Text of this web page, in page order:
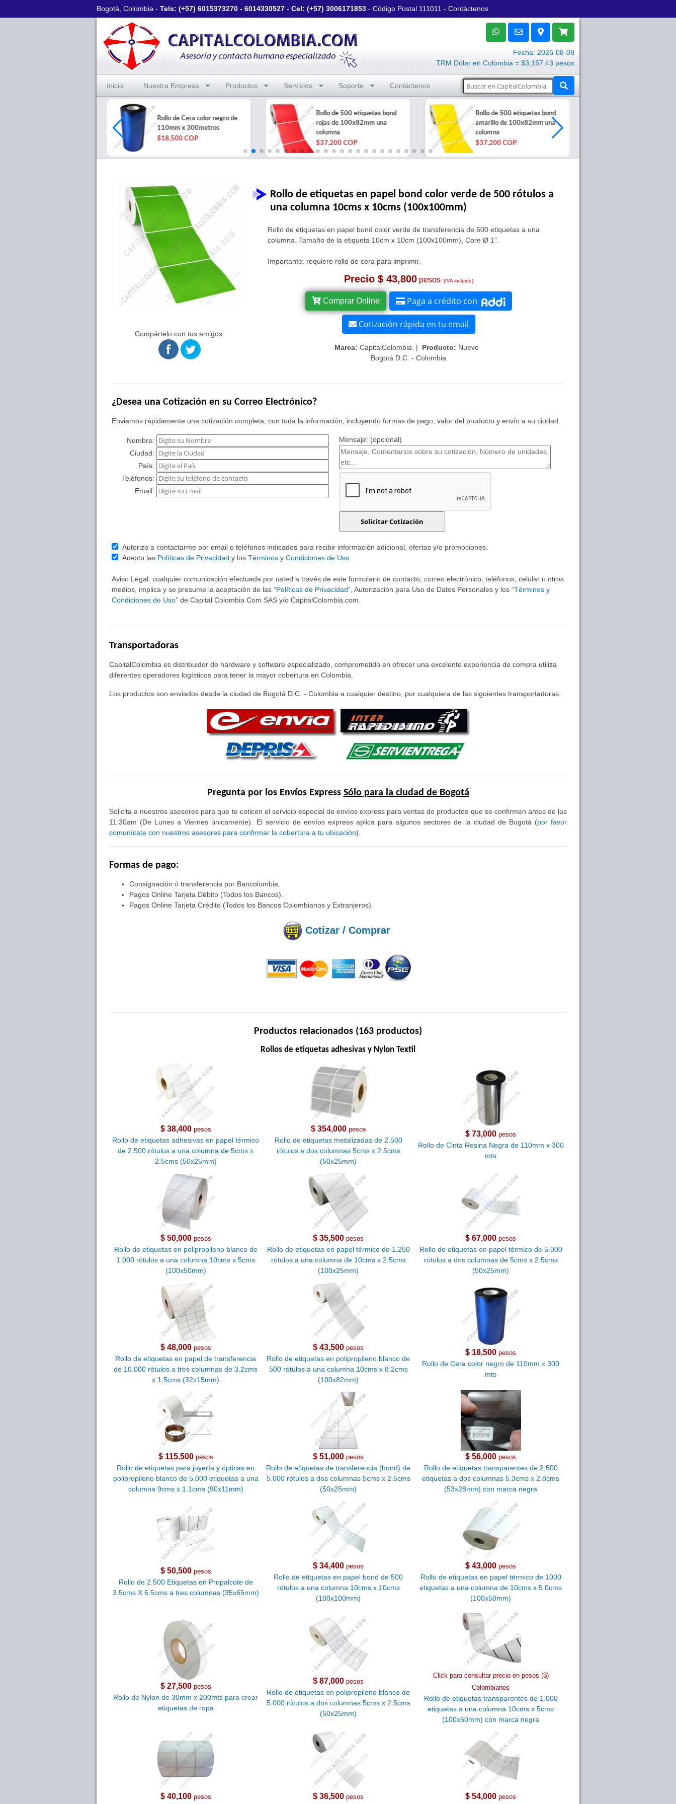
Bogotá, Colombia - Tels: (+57) 6015373270 - 6014330527 - Cel: (+57) 3006171853 - Código Postal 111011 - Contáctenos
Fecha: 2026-08-08
TRM Dólar en Colombia = $3,157.43 pesos
Inicio Nuestra Empresa Productos Servicios Soporte Contáctenos
Rollo de Cera color negro de
110mm x 300metros
$18,500 COP
Rollo de 500 etiquetas bond
rojas de 100x82mm una
columna
$37,200 COP
Rollo de 500 etiquetas bond
amarillo de 100x82mm una
columna
$37,200 COP
Compártelo con tus amigos:
Rollo de etiquetas en papel bond color verde de 500 rótulos a
una columna 10cms x 10cms (100x100mm)
Rollo de etiquetas en papel bond color verde de transferencia de 500 etiquetas a una
columna. Tamaño de la etiqueta 10cm x 10cm (100x100mm), Core Ø 1".
Importante: requiere rollo de cera para imprimir.
Precio $ 43,800pesos (IVA incluido)
Comprar Online Paga a crédito con
Cotización rápida en tu email
Marca: CapitalColombia | Producto: Nuevo
Bogotá D.C. - Colombia
¿Desea una Cotización en su Correo Electrónico?
Enviamos rápidamente una cotización completa, con toda la información, incluyendo formas de pago, valor del producto y envío a su ciudad.
Nombre:
Ciudad:
País:
Teléfonos:
Email:
Mensaje: (opcional)
Autorizo a contactarme por email o teléfonos indicados para recibir información adicional, ofertas y/o promociones.
Acepto las Políticas de Privacidad y los Términos y Condiciones de Uso
Aviso Legal: cualquier comunicación efectuada por usted a través de este formulario de contacto, correo electrónico, teléfonos, celular u otros
medios, implica y se presume la aceptación de las “Políticas de Privacidad”, Autorización para Uso de Datos Personales y los “Términos y
Condiciones de Uso” de Capital Colombia Com SAS y/o CapitalColombia.com.
Transportadoras
CapitalColombia es distribuidor de hardware y software especializado, comprometido en ofrecer una excelente experiencia de compra utiliza
diferentes operadores logísticos para tener la mayor cobertura en Colombia.
Los productos son enviados desde la ciudad de Bogotá D.C. - Colombia a cualquier destino, por cualquiera de las siguientes transportadoras:
Pregunta por los Envíos Express Sólo para la ciudad de Bogotá
Solicita a nuestros asesores para que te coticen el servicio especial de envíos express para ventas de productos que se confirmen antes de las
11:30am (De Lunes a Viernes únicamente). El servicio de envíos express aplica para algunos sectores de la ciudad de Bogotá (por favor
comunícate con nuestros asesores para confirmar la cobertura a tu ubicación).
Formas de pago:
Consignación ó transferencia por Bancolombia.
Pagos Online Tarjeta Débito (Todos los Bancos).
Pagos Online Tarjeta Crédito (Todos los Bancos Colombianos y Extranjeros).
Cotizar / Comprar
Productos relacionados (163 productos)
Rollos de etiquetas adhesivas y Nylon Textil
$ 38,400pesos
Rollo de etiquetas adhesivas en papel térmico
de 2.500 rótulos a una columna de 5cms x
2.5cms (50x25mm)
$ 354,000pesos
Rollo de etiquetas metalizadas de 2.500
rótulos a dos columnas 5cms x 2.5cms
(50x25mm)
$ 73,000 pesos
Rollo de Cinta Resina Negra de 110mm x 300
mts
$ 50,000pesos
Rollo de etiquetas en polipropileno blanco de
1.000 rótulos a una columna 10cms x 5cms
(100x50mm)
$ 35,500 pesos
Rollo de etiquetas en papel térmico de 1.250
rótulos a una columna de 10cms x 2.5cms
(100x25mm)
$ 67,000 pesos
Rollo de etiquetas en papel térmico de 5.000
rótulos a dos columnas de 5cms x 2.5cms
(50x25mm)
$ 48,000pesos
Rollo de etiquetas en papel de transferencia
de 10.000 rótulos a tres columnas de 3.2cms
x 1.5cms (32x15mm)
$ 43,500 pesos
Rollo de etiquetas en polipropileno blanco de
500 rótulos a una columna 10cms x 8.2cms
(100x82mm)
$ 18,500 pesos
Rollo de Cera color negro de 110mm x 300
mts
$ 115,500pesos
Rollo de etiquetas para joyería y ópticas en
polipropileno blanco de 5.000 etiquetas a una
columna 9cms x 1.1cms (90x11mm)
$ 51,000 pesos
Rollo de etiquetas de transferencia (bond) de
5.000 rótulos a dos columnas 5cms x 2.5cms
(50x25mm)
$ 56,000 pesos
Rollo de etiquetas transparentes de 2.500
etiquetas a dos columnas 5.3cms x 2.8cms
(53x28mm) con marca negra
$ 50,500pesos
Rollo de 2.500 Etiquetas en Propalcote de
3.5cms X 6.5cms a tres columnas (35x65mm)
$ 34,400 pesos
Rollo de etiquetas en papel bond de 500
rótulos a una columna 10cms x 10cms
(100x100mm)
$ 43,000 pesos
Rollo de etiquetas en papel térmico de 1000
etiquetas a una columna de 10cms x 5.0cms
(100x50mm)
$ 27,500pesos
Rollo de Nylon de 30mm x 200mts para crear
etiquetas de ropa
$ 87,000 pesos
Rollo de etiquetas en polipropileno blanco de
5.000 rótulos a dos columnas 5cms x 2.5cms
(50x25mm)
Click para consultar precio en pesos ($)
Colombianos
Rollo de etiquetas transparentes de 1.000
etiquetas a una columna 10cms x 5cms
(100x50mm) con marca negra
$ 40,100pesos $ 36,500 pesos $ 54,000 pesos